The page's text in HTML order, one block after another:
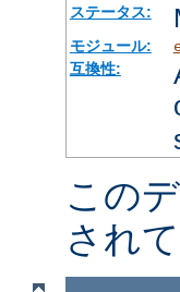
ステータス:
モジュール:
互換性:
この
され